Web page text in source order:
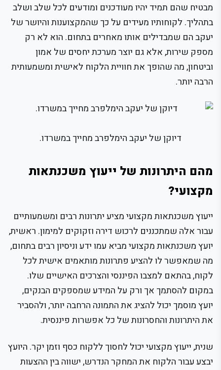
מבטיח שהם תמיד יהיו מעודכנים ומודעים לכל שלב ושלב
בתהליך. לקוחותיו מעידים על כך שהמקצוענות והיושר של
יעקב הם שמבדילים אותו מאחרים בתחום. הוא לא רק
מספק שירות, אלא גם יוצר מערכת יחסים של אמון
וביטחון, מה שהופך את חוויית הלקוח לאישית ומשמעותית
הרבה יותר.
דיוקן של יעקב הימלפרב מחייך במשרדו.
מהם היתרונות של ייעוץ משכנתאות
מקצועי?
ייעוץ משכנתאות מקצועי מציע יתרונות רבים ומשמעותיים
עבור אלה שמתכננים לרכוש דירה וזקוקים למימון. ראשית,
יועץ משכנתאות מקצועי מביא עמו ידע וניסיון רבים בתחום,
מה שמאפשר לו להציע פתרונות מותאמים אישית לכל
לקוח, בהתאם למצבו הפיננסי והצרכים האישיים שלו.
במקום להסתמך אך ורק על המידע שמספקים הבנקים,
יועץ מוסמך יכול להציג את התמונה הרחבה יותר, ולהסביר
את היתרונות והחסרונות של כל אפשרות פיננסית.
שנית, ייעוץ מקצועי יכול לחסוך ללקוח כסף וזמן יקר. היועץ
יבצע עבור הלקוח את המחקר הנדרש, ישווה בין ההצעות